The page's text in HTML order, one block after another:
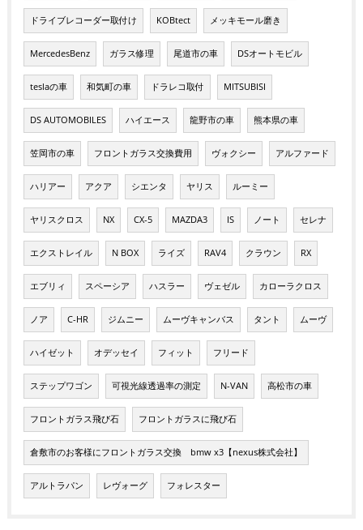
ドライブレコーダー取付け KOBtect メッキモール磨き
MercedesBenz ガラス修理 尾道市の車 DSオートモビル
teslaの車 和気町の車 ドラレコ取付 MITSUBISI
DS AUTOMOBILES ハイエース 龍野市の車 熊本県の車
笠岡市の車 フロントガラス交換費用 ヴォクシー アルファード
ハリアー アクア シエンタ ヤリス ルーミー
ヤリスクロス NX CX-5 MAZDA3 IS ノート セレナ
エクストレイル N BOX ライズ RAV4 クラウン RX
エブリィ スペーシア ハスラー ヴェゼル カローラクロス
ノア C-HR ジムニー ムーヴキャンバス タント ムーヴ
ハイゼット オデッセイ フィット フリード
ステップワゴン 可視光線透過率の測定 N-VAN 高松市の車
フロントガラス飛び石 フロントガラスに飛び石
倉敷市のお客様にフロントガラス交換 bmw x3【nexus株式会社】
アルトラパン レヴォーグ フォレスター